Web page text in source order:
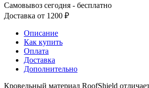
Самовывоз сегодня - бесплатно
Доставка от 1200 ₽
Описание
Как купить
Оплата
Доставка
Дополнительно
Кровельный материал RoofShield